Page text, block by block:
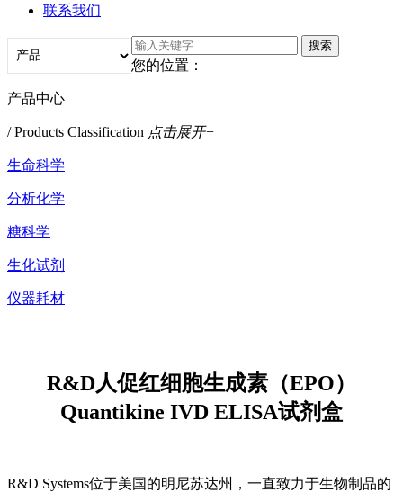
联系我们
您的位置：
产品中心
/ Products Classification 点击展开+
生命科学
分析化学
糖科学
生化试剂
仪器耗材
R&D人促红细胞生成素（EPO）
Quantikine IVD ELISA试剂盒
R&D Systems位于美国的明尼苏达州，一直致力于生物制品的